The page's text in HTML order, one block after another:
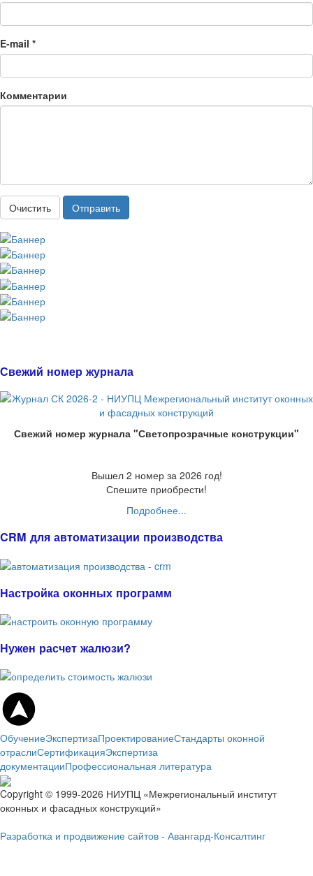
E-mail *
Комментарии
Очистить Отправить
Свежий номер журнала
Свежий номер журнала "Светопрозрачные конструкции"
Вышел 2 номер за 2026 год!
Спешите приобрести!
Подробнее...
CRM для автоматизации производства
Настройка оконных программ
Нужен расчет жалюзи?
ОбучениеЭкспертизаПроектированиеСтандарты оконной
отраслиСертификацияЭкспертиза
документацииПрофессиональная литература
Copyright © 1999-2026 НИУПЦ «Межрегиональный институт
оконных и фасадных конструкций»
Разработка и продвижение сайтов - Авангард-Консалтинг